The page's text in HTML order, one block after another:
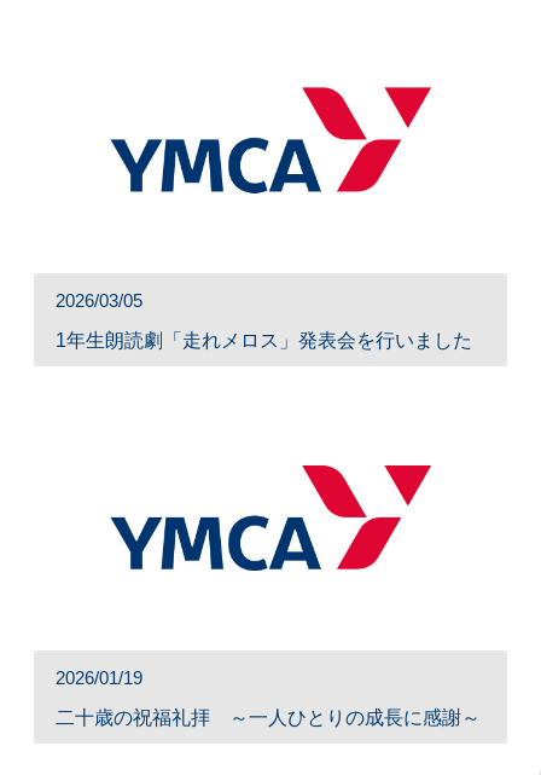
2026/03/05
1年生朗読劇「走れメロス」発表会を行いました
2026/01/19
二十歳の祝福礼拝 ～一人ひとりの成長に感謝～